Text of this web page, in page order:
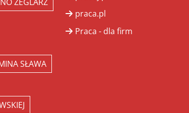
SŁAWA
praca.pl
Praca - dla firm